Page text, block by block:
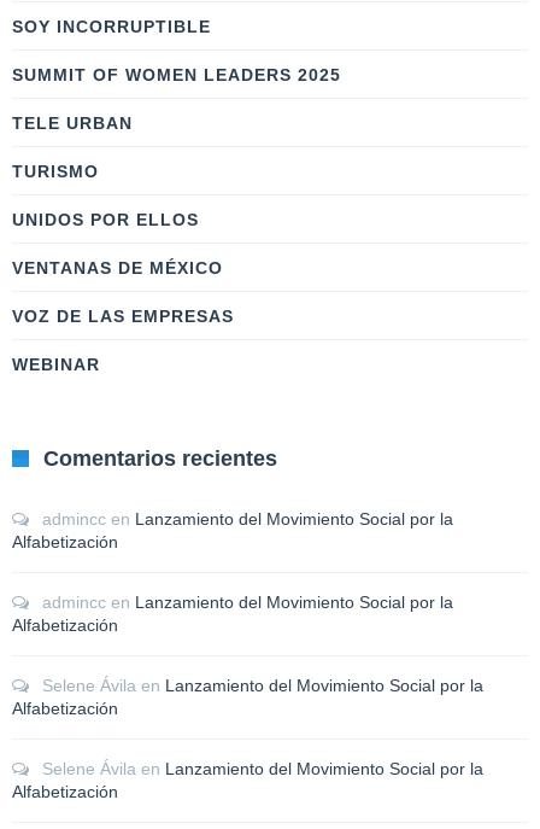
SOY INCORRUPTIBLE
SUMMIT OF WOMEN LEADERS 2025
TELE URBAN
TURISMO
UNIDOS POR ELLOS
VENTANAS DE MÉXICO
VOZ DE LAS EMPRESAS
WEBINAR
Comentarios recientes
admincc en Lanzamiento del Movimiento Social por la
Alfabetización
admincc en Lanzamiento del Movimiento Social por la
Alfabetización
Selene Ávila en Lanzamiento del Movimiento Social por la
Alfabetización
Selene Ávila en Lanzamiento del Movimiento Social por la
Alfabetización